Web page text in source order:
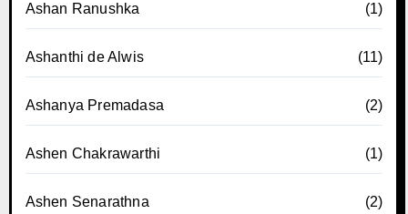
Ashan Ranushka (1)
Ashanthi de Alwis (11)
Ashanya Premadasa (2)
Ashen Chakrawarthi (1)
Ashen Senarathna (2)